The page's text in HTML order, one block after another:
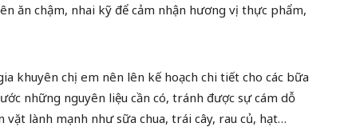
ăn chậm, nhai kỹ để cảm nhận hương vị thực phẩm,
khuyên chị em nên lên kế hoạch chi tiết cho các bữa
những nguyên liệu cần có, tránh được sự cám dỗ
vặt lành mạnh như sữa chua, trái cây, rau củ, hạt…